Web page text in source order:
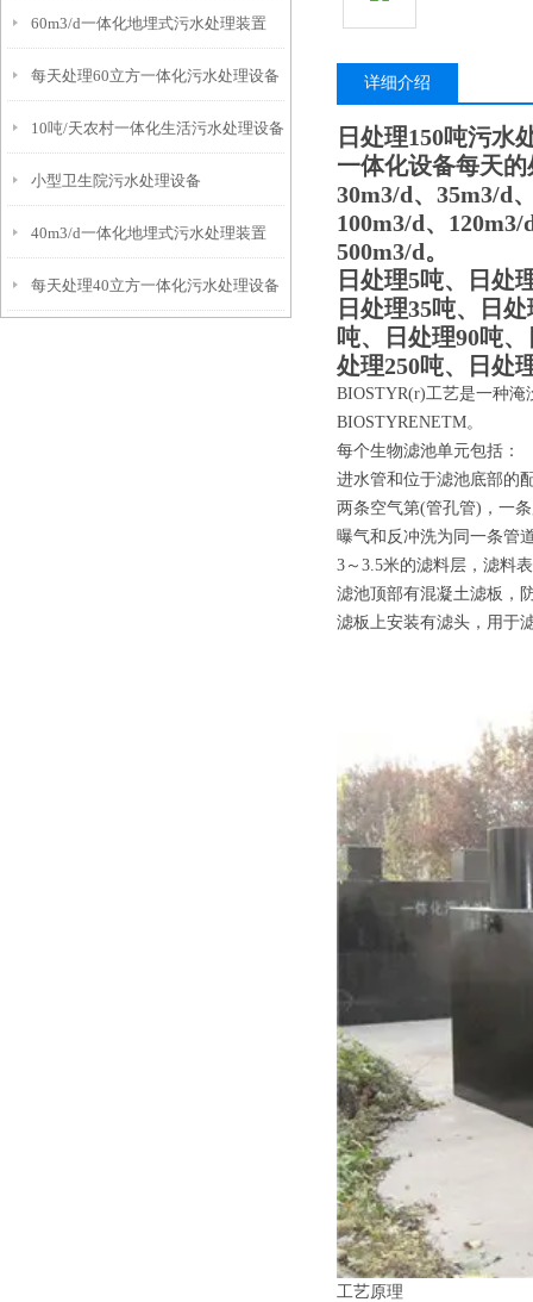
60m3/d一体化地埋式污水处理装置
每天处理60立方一体化污水处理设备
10吨/天农村一体化生活污水处理设备
小型卫生院污水处理设备
40m3/d一体化地埋式污水处理装置
每天处理40立方一体化污水处理设备
详细介绍
日处理150吨污水
一体化设备每天
30m3/d、35m3/d
100m3/d、
500m3/d。
日处理5吨、日处
日处理35吨、日
吨、日处理90吨
处理250吨、日处
BIOSTYR(r)工艺是一种
BIOSTYRENETM。
每个生物滤池单元包括：
进水管和位于滤池底部的
两条空气第(管孔管)，一
曝气和反冲洗为同一条管
3～3.5米的滤料层，滤料
滤池顶部有混凝土滤板，
滤板上安装有滤头，用于
工艺原理